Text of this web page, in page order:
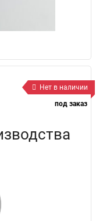
Нет в наличии
под заказ